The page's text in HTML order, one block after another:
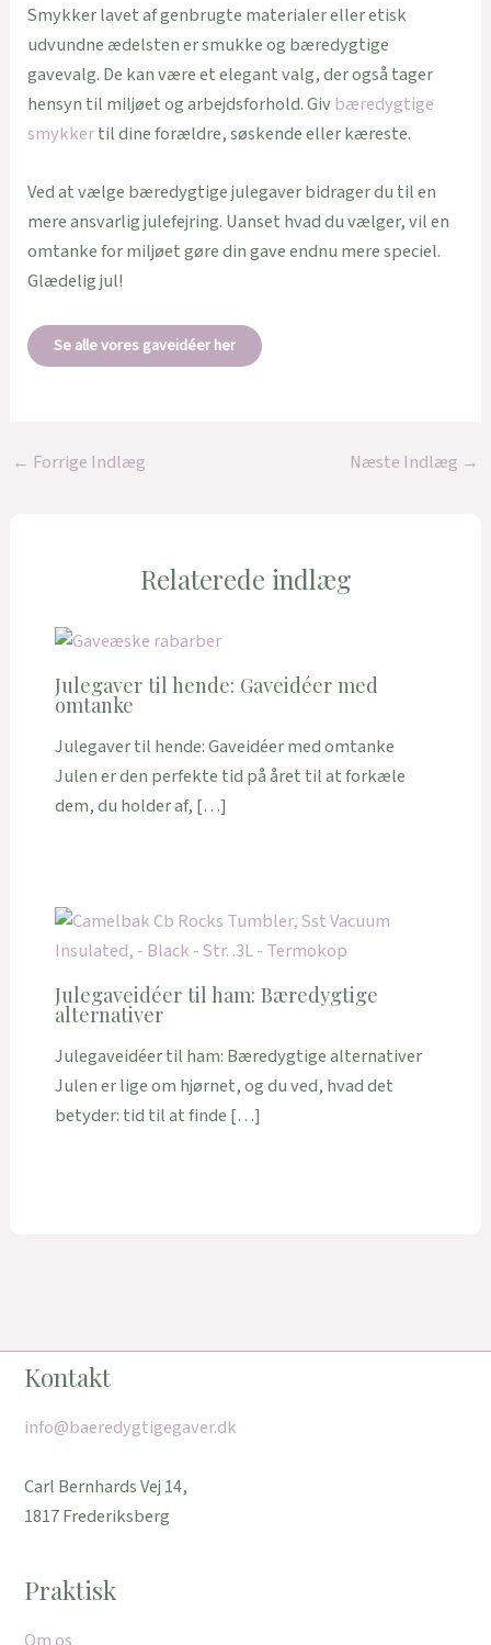
Smykker lavet af genbrugte materialer eller etisk
udvundne ædelsten er smukke og bæredygtige
gavevalg. De kan være et elegant valg, der også tager
hensyn til miljøet og arbejdsforhold. Givbæredygtige
smykkertil dine forældre, søskende eller kæreste.
Ved at vælge bæredygtige julegaver bidrager du til en
mere ansvarlig julefejring. Uanset hvad du vælger, vil en
omtanke for miljøet gøre din gave endnu mere speciel.
Glædelig jul!
Se alle vores gaveidéer her
← Forrige Indlæg Næste Indlæg →
Relaterede indlæg
Julegaver til hende: Gaveidéer med
omtanke
Julegaver til hende: Gaveidéer med omtanke
Julen er den perfekte tid på året til at forkæle
dem, du holder af, […]
Julegaveidéer til ham: Bæredygtige
alternativer
Julegaveidéer til ham: Bæredygtige alternativer
Julen er lige om hjørnet, og du ved, hvad det
betyder: tid til at finde […]
Kontakt
info@baeredygtigegaver.dk
Carl Bernhards Vej 14,
1817 Frederiksberg
Praktisk